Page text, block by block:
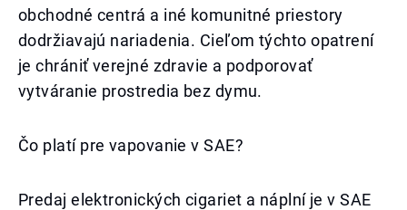
obchodné centrá a iné komunitné priestory
dodržiavajú nariadenia. Cieľom týchto opatrení
je chrániť verejné zdravie a podporovať
vytváranie prostredia bez dymu.
Čo platí pre vapovanie v SAE?
Predaj elektronických cigariet a náplní je v SAE